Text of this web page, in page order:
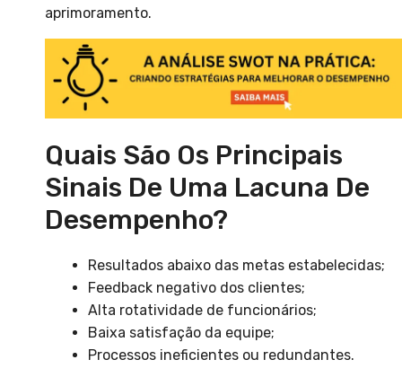
aprimoramento.
Quais São Os Principais
Sinais De Uma Lacuna De
Desempenho?
Resultados abaixo das metas estabelecidas;
Feedback negativo dos clientes;
Alta rotatividade de funcionários;
Baixa satisfação da equipe;
Processos ineficientes ou redundantes.